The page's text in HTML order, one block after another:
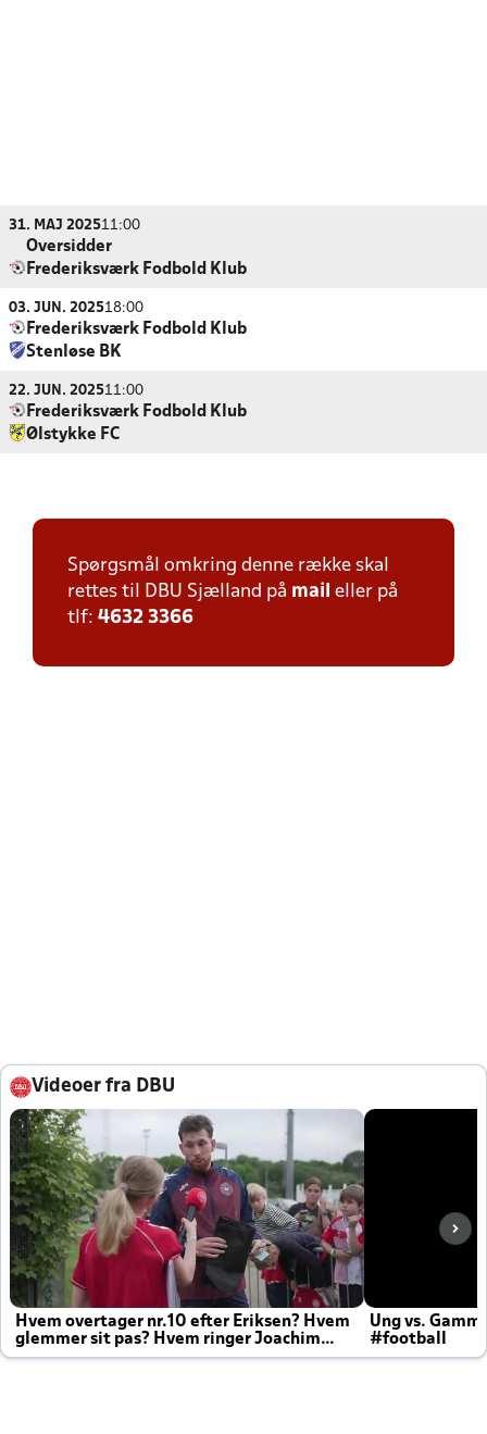
31. MAJ 202511:00
Oversidder
Frederiksværk Fodbold Klub
03. JUN. 202518:00
Frederiksværk Fodbold Klub
Stenløse BK
22. JUN. 202511:00
Frederiksværk Fodbold Klub
Ølstykke FC
Spørgsmål omkring denne række skal
rettes til DBU Sjælland på mail eller på
tlf: 4632 3366
Videoer fra DBU
Hvem overtager nr.10 efter Eriksen? Hvem
glemmer sit pas? Hvem ringer Joachim
altid til efter kampe?
Ung vs.
#football